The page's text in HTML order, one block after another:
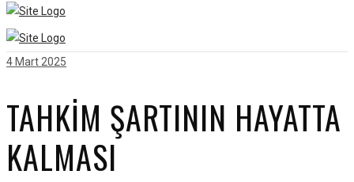
4 Mart 2025
TAHKİM ŞARTININ HAYATTA
KALMASI